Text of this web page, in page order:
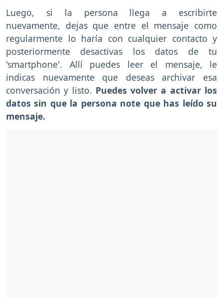
Luego, si la persona llega a escribirte
nuevamente, dejas que entre el mensaje como
regularmente lo haría con cualquier contacto y
posteriormente desactivas los datos de tu
'smartphone'. Allí puedes leer el mensaje, le
indicas nuevamente que deseas archivar esa
conversación y listo. Puedes volver a activar los
datos sin que la persona note que has leído su
mensaje.